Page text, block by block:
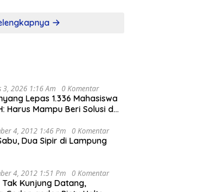
3, 2026 1:16 Am 0 Komentar
Lepas 1.336 Mahasiswa
Harus Mampu Beri Solusi dan
4, 2012 1:46 Pm 0 Komentar
Dua Sipir di Lampung
4, 2012 1:51 Pm 0 Komentar
Tak Kunjung Datang,